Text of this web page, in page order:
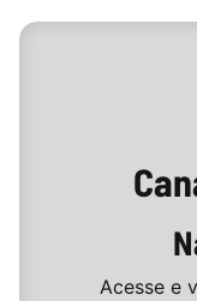
Acesse e